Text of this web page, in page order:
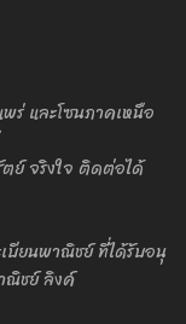
และโซนภาคเหนือ
ย์ จริงใจ ติดต่อได้
บียนพาณิชย์ ที่ได้รับอนุ
ณิชย์ ลิงค์